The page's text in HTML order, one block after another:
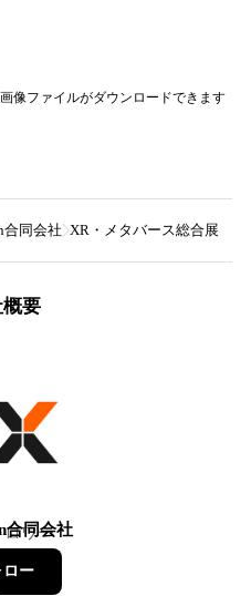
像ファイルがダウンロードできます
合同会社 XR・メタバース総合展が
要
合同会社
ロワー
ロー